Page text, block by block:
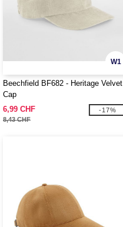
W1
Beechfield BF682 - Heritage Velvet
Cap
6,99 CHF
8,43 CHF
-17%